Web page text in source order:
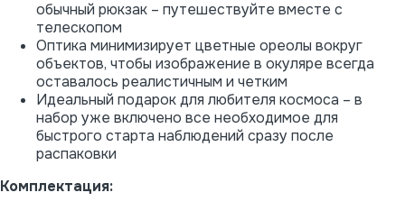
обычный рюкзак – путешествуйте вместе с
телескопом
Оптика минимизирует цветные ореолы вокруг
объектов, чтобы изображение в окуляре всегда
оставалось реалистичным и четким
Идеальный подарок для любителя космоса – в
набор уже включено все необходимое для
быстрого старта наблюдений сразу после
распаковки
Комплектация: